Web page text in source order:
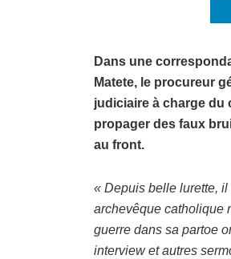
Dans une
Matete, le procureur
judiciaire à charge du
propager des faux
au front.
« Depuis belle lurette, il
archevêque catholique
guerre dans sa partoe
interview et autres